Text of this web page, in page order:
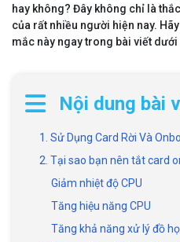
hay không? Đây không chỉ là
của rất nhiều người hiện nay.
mắc này ngay trong bài viết dưới
Nội dung bài
1. Sử Dụng Card Rời Và
2. Tại sao bạn nên tắt card
Giảm nhiệt độ CPU
Tăng hiệu năng CPU
Tăng khả năng xử lý đồ